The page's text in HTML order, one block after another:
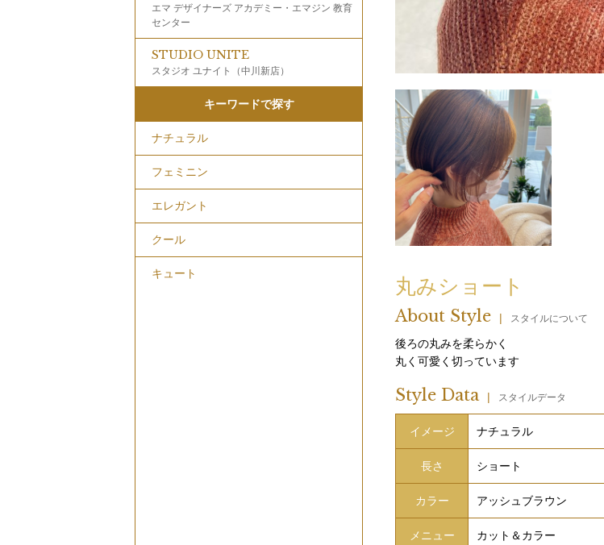
エマ デザイナーズ アカデミー・エマジン 教育
センター
STUDIO UNITE
スタジオ ユナイト（中川新店）
キーワードで探す
ナチュラル
フェミニン
エレガント
クール
キュート
丸みショート
About Style | スタイルについて
後ろの丸みを柔らかく
丸く可愛く切っています
Style Data | スタイルデータ
イメージ ナチュラル
長さ ショート
カラー アッシュブラウン
メニュー カット＆カラー